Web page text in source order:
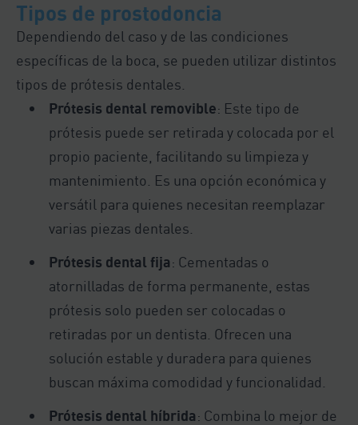
Tipos de prostodoncia
Dependiendo del caso y de las condiciones
específicas de la boca, se pueden utilizar distintos
tipos de prótesis dentales.
Prótesis dental removible: Este tipo de
prótesis puede ser retirada y colocada por el
propio paciente, facilitando su limpieza y
mantenimiento. Es una opción económica y
versátil para quienes necesitan reemplazar
varias piezas dentales.
Prótesis dental fija: Cementadas o
atornilladas de forma permanente, estas
prótesis solo pueden ser colocadas o
retiradas por un dentista. Ofrecen una
solución estable y duradera para quienes
buscan máxima comodidad y funcionalidad.
Prótesis dental híbrida: Combina lo mejor de